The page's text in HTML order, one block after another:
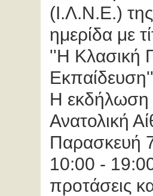
(Ι.Λ.Ν.Ε.)
ημερίδα με
''Η Κλασική
Η εκδήλωση
Ανατολική
Παρασκευή
10:00 - 19:00
προτάσεις